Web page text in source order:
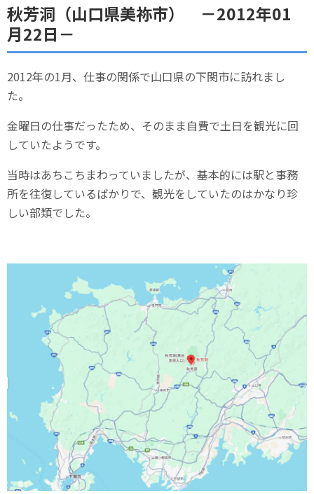
秋芳洞（山口県美祢市） －2012年01
月22日－
2012年の1月、仕事の関係で山口県の下関市に訪れまし
た。
金曜日の仕事だったため、そのまま自費で土日を観光に回
していたようです。
当時はあちこちまわっていましたが、基本的には駅と事務
所を往復しているばかりで、観光をしていたのはかなり珍
しい部類でした。